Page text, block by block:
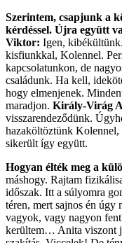
Szerintem, csapjunk a
kérdéssel. Újra együtt
Viktor: Igen,
kisfiunkkal, Kolennel.
kapcsolatunkon, de
családunk. Ha kell,
hogy elmenjenek.
maradjon. Király-Virág
visszarendeződünk.
hazaköltöztünk Kolennel,
sikerült így együtt.
Hogyan élték meg a
máshogy. Rajtam
időszak. Itt a súlyomra
téren, mert sajnos én
vagyok, vagy nagyon
kerültem… Anita viszont